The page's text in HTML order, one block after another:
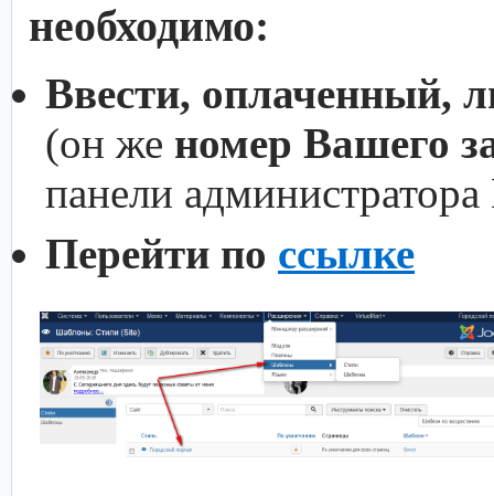
необходимо:
Ввести, оплаченный,
(он же номер Вашего
панели
Перейти по ссылке